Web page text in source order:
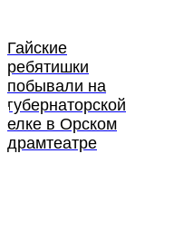
Гайские
ребятишки
побывали на
губернаторской
елке в Орском
драмтеатре